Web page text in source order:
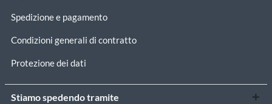
Spedizione e pagamento
Condizioni generali di contratto
Protezione dei dati
Stiamo spedendo tramite